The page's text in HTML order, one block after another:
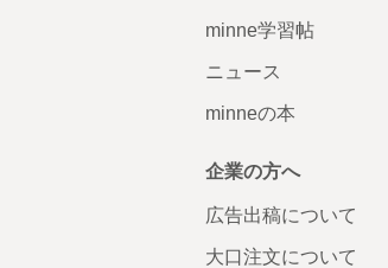
minne学習帖
ニュース
minneの本
企業の方へ
広告出稿について
大口注文について